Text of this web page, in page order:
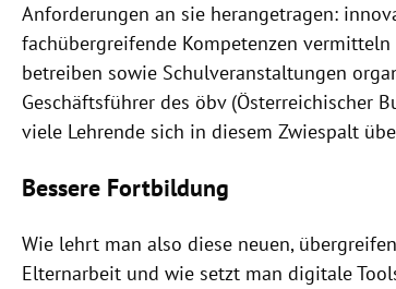
Anforderungen an sie herangetragen:
fachübergreifende Kompetenzen
betreiben sowie Schulveranstaltungen
Geschäftsführer des öbv (Österreichischer
viele Lehrende sich in diesem Zwiespalt
Bessere Fortbildung
Wie lehrt man also diese neuen,
Elternarbeit und wie setzt man digitale